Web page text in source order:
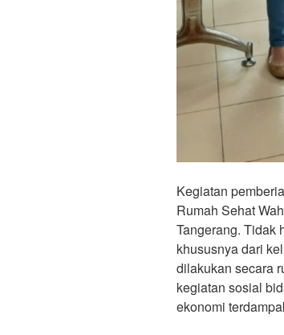
Kegiatan
Rumah Sehat
Tangerang. Tidak
khususnya dari
dilakukan secara
kegiatan sosial
ekonomi